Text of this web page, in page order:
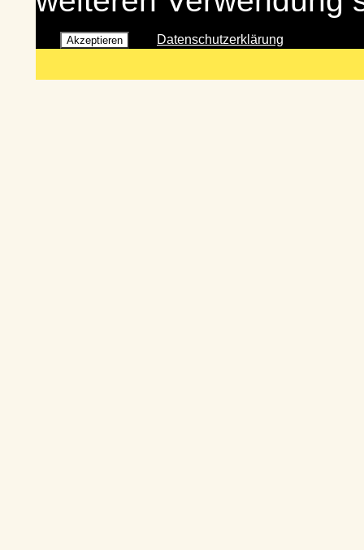
Akzeptieren Datenschutzerklärung